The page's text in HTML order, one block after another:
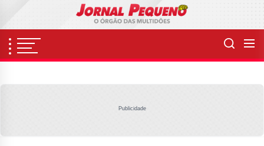
content
Publicidade